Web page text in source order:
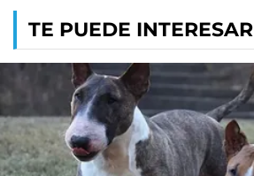
TE PUEDE INTERESAR